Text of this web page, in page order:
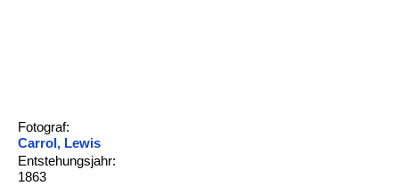
Fotograf:
Carrol, Lewis
Entstehungsjahr:
1863